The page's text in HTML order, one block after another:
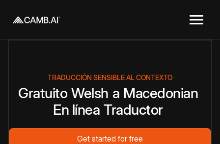
TRADUCCIÓN SENSIBLE AL CONTEXTO
Gratuito Welsh a Macedonian
En línea Traductor
Get started for free